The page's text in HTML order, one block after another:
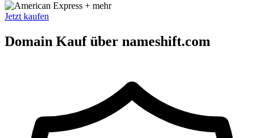
+ mehr
Jetzt kaufen
Domain Kauf über nameshift.com